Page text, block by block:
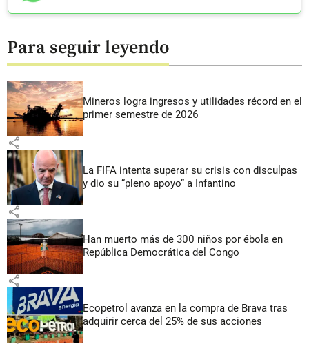
Para seguir leyendo
Mineros logra ingresos y utilidades récord en el
primer semestre de 2026
share
La FIFA intenta superar su crisis con disculpas
y dio su “pleno apoyo” a Infantino
share
Han muerto más de 300 niños por ébola en
República Democrática del Congo
share
Ecopetrol avanza en la compra de Brava tras
adquirir cerca del 25% de sus acciones